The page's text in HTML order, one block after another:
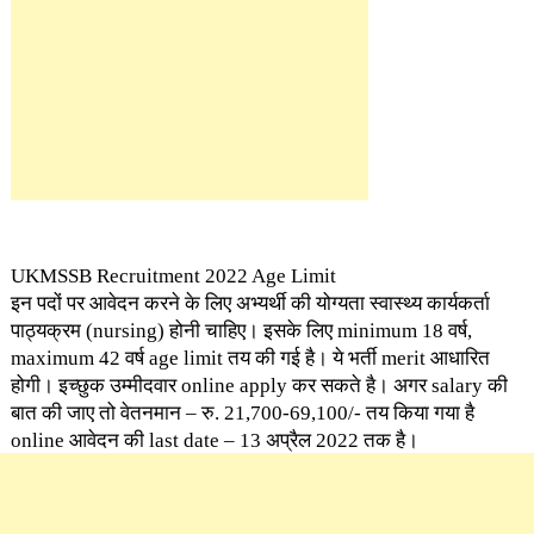
UKMSSB Recruitment 2022 Age Limit
इन पदों पर आवेदन करने के लिए अभ्यर्थी की योग्यता स्वास्थ्य कार्यकर्ता
पाठ्यक्रम (nursing) होनी चाहिए। इसके लिए minimum 18 वर्ष,
maximum 42 वर्ष age limit तय की गई है। ये भर्ती merit आधारित
होगी। इच्छुक उम्मीदवार online apply कर सकते है। अगर salary की
बात की जाए तो वेतनमान – रु. 21,700-69,100/- तय किया गया है
online आवेदन की last date – 13 अप्रैल 2022 तक है।